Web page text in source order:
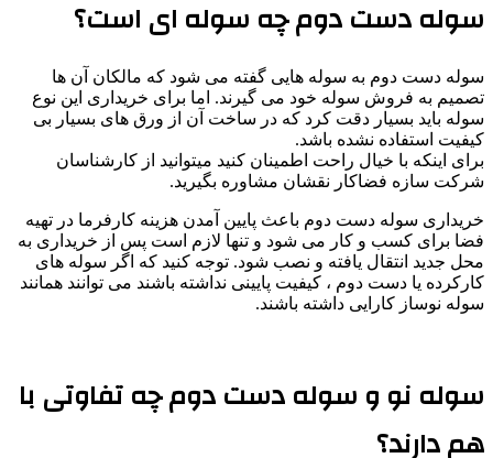
سوله دست دوم چه سوله ای است؟
سوله دست دوم به سوله هایی گفته می شود که مالکان آن ها
تصمیم به فروش سوله خود می گیرند. اما برای خریداری این نوع
سوله باید بسیار دقت کرد که در ساخت آن از ورق های بسیار بی
کیفیت استفاده نشده باشد.
برای اینکه با خیال راحت اطمینان کنید میتوانید از کارشناسان
شرکت سازه فضاکار نقشان مشاوره بگیرید.
خریداری سوله دست دوم باعث پایین آمدن هزینه کارفرما در تهیه
فضا برای کسب و کار می شود و تنها لازم است پس از خریداری به
محل جدید انتقال یافته و نصب شود. توجه کنید که اگر سوله های
کارکرده یا دست دوم ، کیفیت پایینی نداشته باشند می توانند همانند
سوله نوساز کارایی داشته باشند.
سوله نو و سوله دست دوم چه تفاوتی با
هم دارند؟